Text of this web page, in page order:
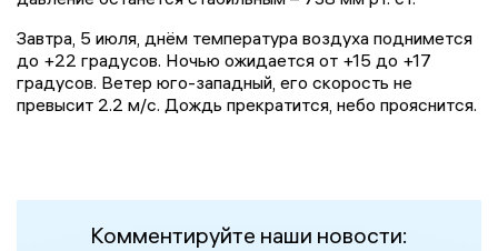
Завтра, 5 июля, днём температура воздуха поднимется
до +22 градусов. Ночью ожидается от +15 до +17
градусов. Ветер юго-западный, его скорость не
превысит 2.2 м/с. Дождь прекратится, небо прояснится.
Комментируйте наши новости: